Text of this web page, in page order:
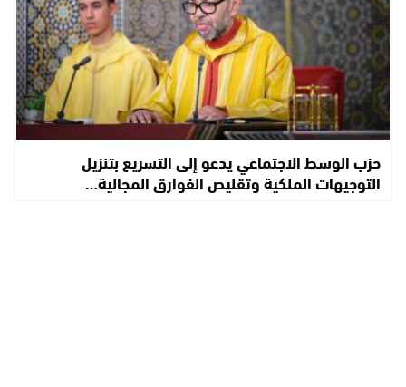
حزب الوسط الاجتماعي يدعو إلى التسريع بتنزيل
التوجيهات الملكية وتقليص الفوارق المجالية…